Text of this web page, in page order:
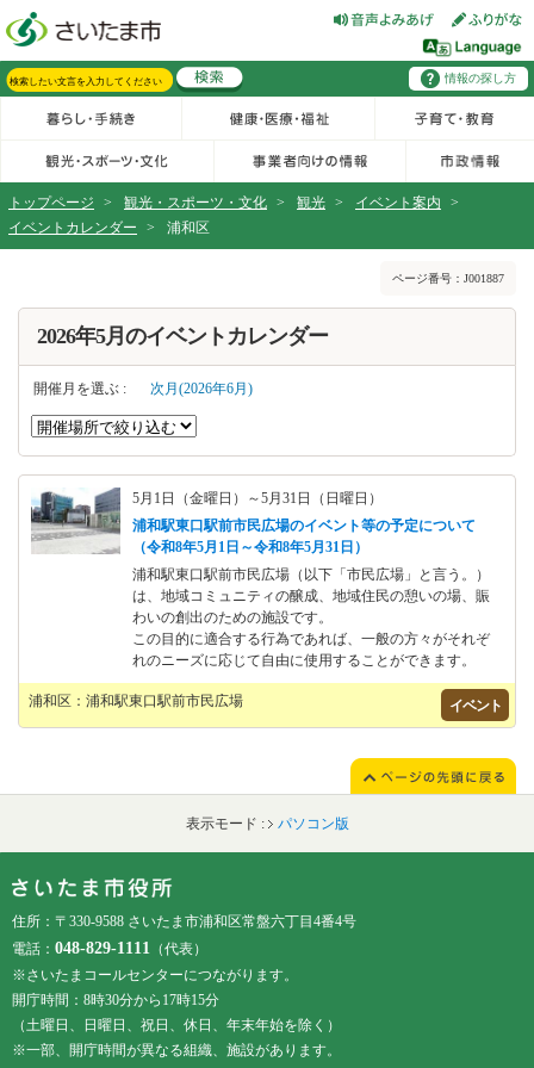
情報の探し方
トップページ > 観光・スポーツ・文化 > 観光 > イベント案内
>
イベントカレンダー
> 浦和区
ページ番号：J001887
2026年5月のイベントカレンダー
開催月を選ぶ : 次月(2026年6月)
5月1日（金曜日）～5月31日（日曜日）
浦和駅東口駅前市民広場のイベント等の予定について
（令和8年5月1日～令和8年5月31日）
浦和駅東口駅前市民広場（以下「市民広場」と言う。）
は、地域コミュニティの醸成、地域住民の憩いの場、賑
わいの創出のための施設です。
この目的に適合する行為であれば、一般の方々がそれぞ
れのニーズに応じて自由に使用することができます。
浦和区：浦和駅東口駅前市民広場 イベント
表示モード : パソコン版
住所：〒330-9588 さいたま市浦和区常盤六丁目4番4号
電話： 048-829-1111 （代表）
※さいたまコールセンターにつながります。
開庁時間：8時30分から17時15分
（土曜日、日曜日、祝日、休日、年末年始を除く）
※一部、開庁時間が異なる組織、施設があります。